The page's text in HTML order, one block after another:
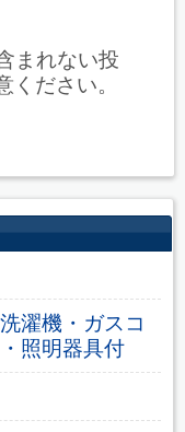
まれない投
ださい。
濯機・ガスコ
照明器具付